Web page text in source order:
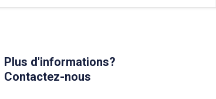
Plus d'informations?
Contactez-nous